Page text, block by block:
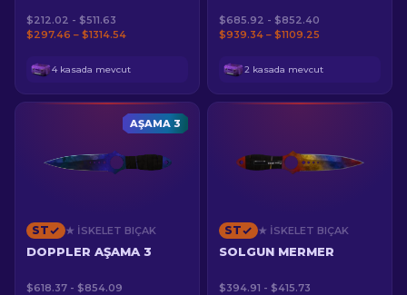
$212.02 - $511.63
$297.46 – $1314.54
4 kasada mevcut
$685.92 - $852.40
$939.34 – $1109.25
2 kasada mevcut
AŞAMA 3
ST ★ İSKELET BIÇAK
DOPPLER AŞAMA 3
$618.37 - $854.09
ST ★ İSKELET BIÇAK
SOLGUN MERMER
$394.91 - $415.73